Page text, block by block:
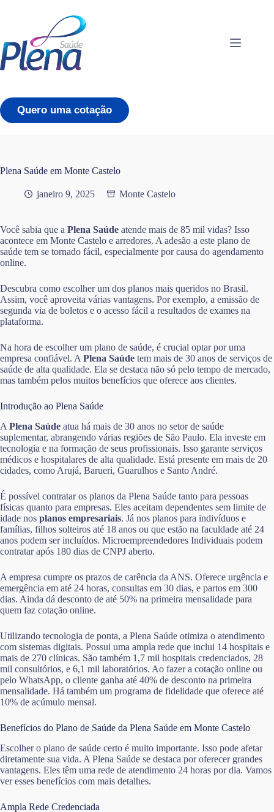
conteúdo
Quero uma cotação
Plena Saúde em Monte Castelo
janeiro 9, 2025 Monte Castelo
Você sabia que a Plena Saúde atende mais de 85 mil vidas? Isso
acontece em Monte Castelo e arredores. A adesão a este plano de
saúde tem se tornado fácil, especialmente por causa do agendamento
online.
Descubra como escolher um dos planos mais queridos no Brasil.
Assim, você aproveita várias vantagens. Por exemplo, a emissão de
segunda via de boletos e o acesso fácil a resultados de exames na
plataforma.
Na hora de escolher um plano de saúde, é crucial optar por uma
empresa confiável. A Plena Saúde tem mais de 30 anos de serviços de
saúde de alta qualidade. Ela se destaca não só pelo tempo de mercado,
mas também pelos muitos benefícios que oferece aos clientes.
Introdução ao Plena Saúde
A Plena Saúde atua há mais de 30 anos no setor de saúde
suplementar, abrangendo várias regiões de São Paulo. Ela investe em
tecnologia e na formação de seus profissionais. Isso garante serviços
médicos e hospitalares de alta qualidade. Está presente em mais de 20
cidades, como Arujá, Barueri, Guarulhos e Santo André.
É possível contratar os planos da Plena Saúde tanto para pessoas
físicas quanto para empresas. Eles aceitam dependentes sem limite de
idade nos planos empresariais. Já nos planos para indivíduos e
famílias, filhos solteiros até 18 anos ou que estão na faculdade até 24
anos podem ser incluídos. Microempreendedores Individuais podem
contratar após 180 dias de CNPJ aberto.
A empresa cumpre os prazos de carência da ANS. Oferece urgência e
emergência em até 24 horas, consultas em 30 dias, e partos em 300
dias. Ainda dá desconto de até 50% na primeira mensalidade para
quem faz cotação online.
Utilizando tecnologia de ponta, a Plena Saúde otimiza o atendimento
com sistemas digitais. Possui uma ampla rede que inclui 14 hospitais e
mais de 270 clínicas. São também 1,7 mil hospitais credenciados, 28
mil consultórios, e 6,1 mil laboratórios. Ao fazer a cotação online ou
pelo WhatsApp, o cliente ganha até 40% de desconto na primeira
mensalidade. Há também um programa de fidelidade que oferece até
10% de acúmulo mensal.
Benefícios do Plano de Saúde da Plena Saúde em Monte Castelo
Escolher o plano de saúde certo é muito importante. Isso pode afetar
diretamente sua vida. A Plena Saúde se destaca por oferecer grandes
vantagens. Eles têm uma rede de atendimento 24 horas por dia. Vamos
ver esses benefícios com mais detalhes.
Ampla Rede Credenciada